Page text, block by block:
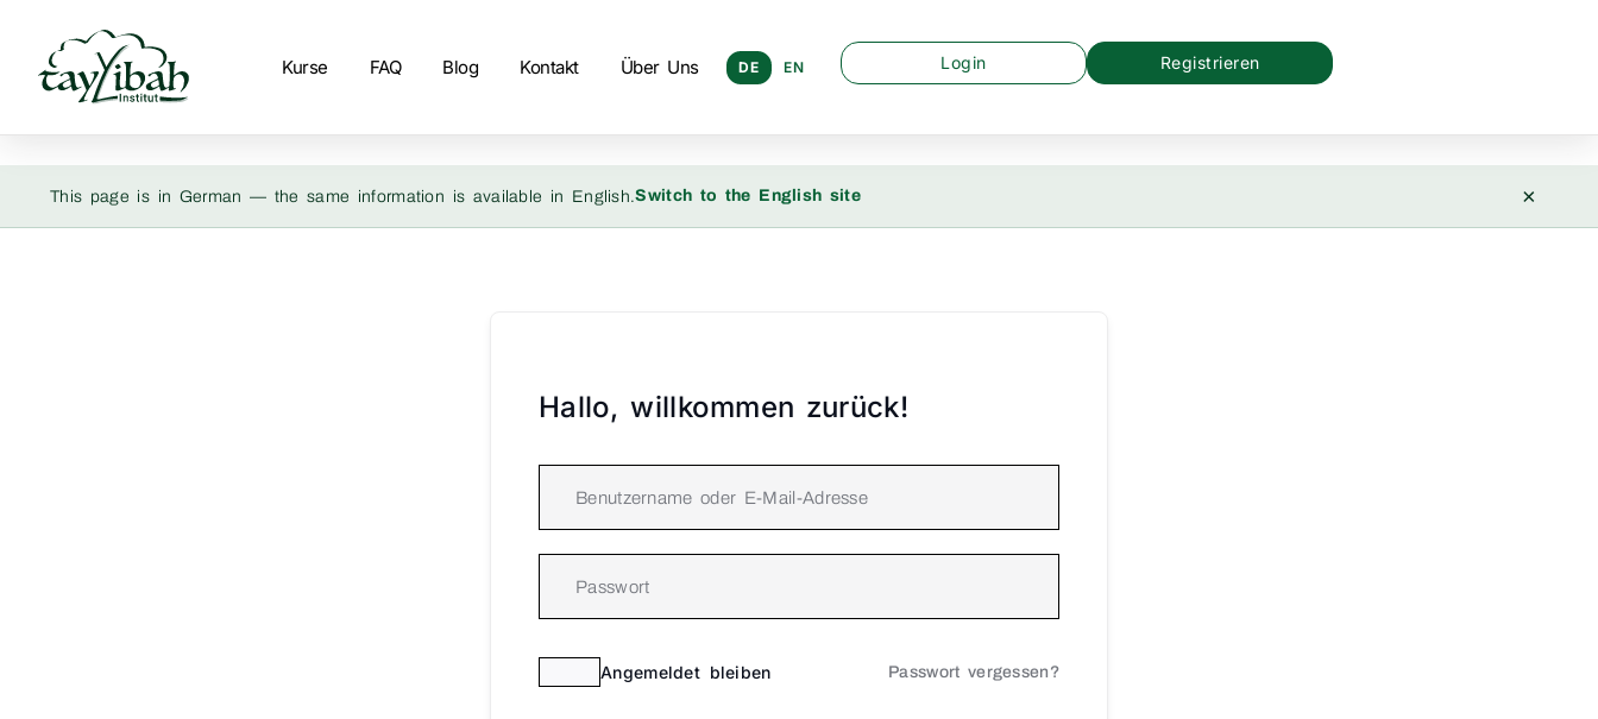
Kurse FAQ Blog Kontakt Über Uns DE EN Login Registrieren
This page is in German — the same information is available in English.Switch to the English site ×
Hallo, willkommen zurück!
Angemeldet bleiben Passwort vergessen?